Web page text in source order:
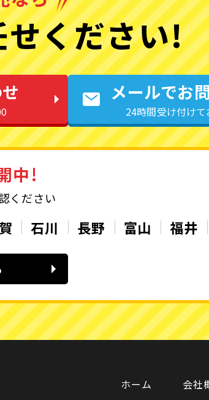
せください!
メールでお
24時間受け付け
中!
ください
石川 長野 富山 福井
ホーム
会社